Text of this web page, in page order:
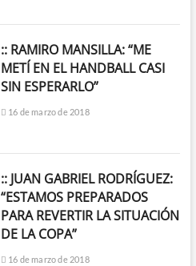
:: RAMIRO MANSILLA: “ME
METÍ EN EL HANDBALL CASI
SIN ESPERARLO”
16 de marzo de 2018
:: JUAN GABRIEL RODRÍGUEZ:
“ESTAMOS PREPARADOS
PARA REVERTIR LA SITUACIÓN
DE LA COPA”
16 de marzo de 2018